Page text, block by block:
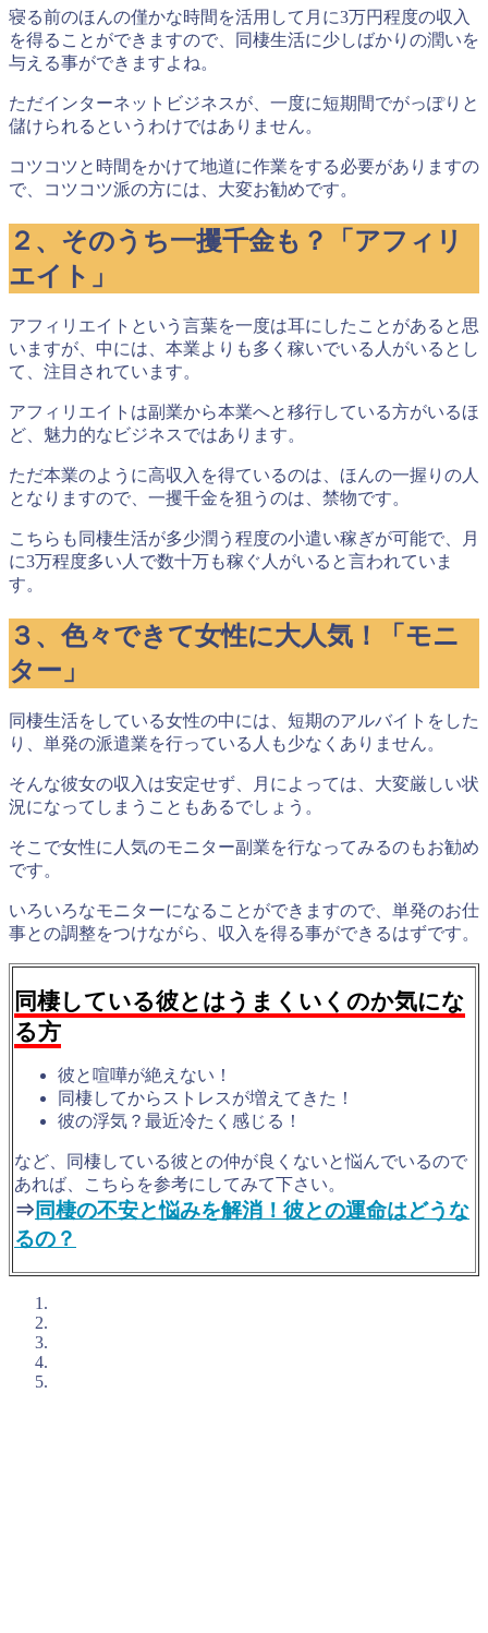
寝る前のほんの僅かな時間を活用して 月に3万円程度の収入
を得ることができますので、同棲生活に少しばかりの潤いを
与える事ができますよね。
ただインターネットビジネスが、一度に短期間でがっぽりと
儲けられるというわけではありません。
コツコツと時間をかけて地道に作業をする必要がありますの
で、コツコツ派の方には、大変お勧めです。
２、そのうち一攫千金も？「アフィリ
エイト」
アフィリエイトという言葉を一度は耳にしたことがあると思
いますが、中には、本業よりも多く稼いでいる人がいるとし
て、注目されています。
アフィリエイトは副業から本業へと移行している方がいるほ
ど、魅力的なビジネスではあります。
ただ本業のように高収入を得ているのは、ほんの一握りの人
となりますので、 一攫千金を狙うのは、禁物です。
こちらも同棲生活が多少潤う程度の小遣い稼ぎが可能で、
月
に3万程度多い人で数十万も稼ぐ人がいると言われていま
す。
３、色々できて女性に大人気！「モニ
ター」
同棲生活をしている女性の中には、短期のアルバイトをした
り、単発の派遣業を行っている人も少なくありません。
そんな彼女の収入は安定せず、月によっては、大変厳しい状
況になってしまうこともあるでしょう。
そこで女性に人気のモニター副業を行なってみるのもお勧め
です。
いろいろなモニターになることができますので、単発のお仕
事との調整をつけながら、収入を得る事ができるはずです。
同棲している彼とはうまくいくのか気にな
る方
彼と喧嘩が絶えない！
同棲してからストレスが増えてきた！
彼の浮気？最近冷たく感じる！
など、同棲している彼との仲が良くないと悩んでいるので
あれば、こちらを参考にしてみて下さい。
⇒ 同棲の不安と悩みを解消！彼との運命はどうな
るの？